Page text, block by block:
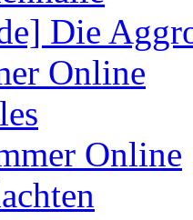
Die
Online
Online